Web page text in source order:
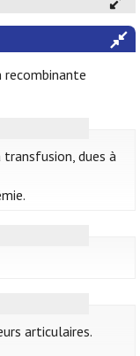
transfusion, dues à
articulaires.